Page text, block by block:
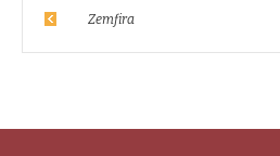
Zemfira